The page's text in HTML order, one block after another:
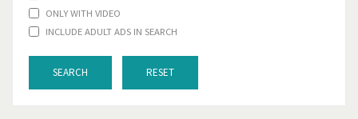
ONLY WITH VIDEO
INCLUDE ADULT ADS IN SEARCH
SEARCH RESET